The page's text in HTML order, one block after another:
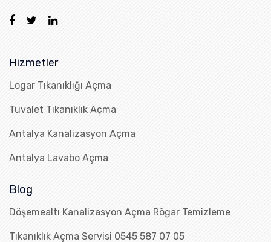
Hizmetler
Logar Tıkanıklığı Açma
Tuvalet Tıkanıklık Açma
Antalya Kanalizasyon Açma
Antalya Lavabo Açma
Blog
Döşemealtı Kanalizasyon Açma Rögar Temizleme
Tıkanıklık Açma Servisi 0545 587 07 05